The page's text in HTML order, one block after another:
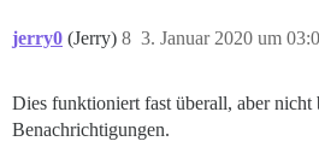
jerry0 (Jerry) 3. Januar 2020 um
8
Dies funktioniert fast überall, aber
Benachrichtigungen.